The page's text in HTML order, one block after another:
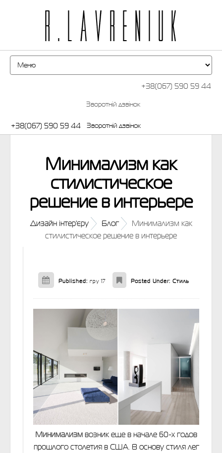
Зворотній дзвінок
+38(067) 590 59 44
+38(067) 590 59 44 Зворотній дзвінок
Минимализм как
стилистическое
решение в интерьере
Дизайн інтер'єру Блог
Минимализм как
стилистическое решение в интерьере
Published:гру 17 Posted Under: Стиль
Минимализм возник еще в начале 60-х годов
прошлого столетия в США. В основу стиля лег